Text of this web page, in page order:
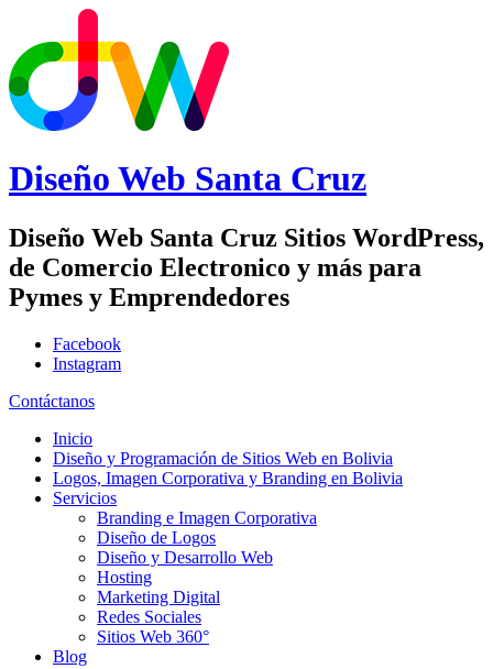
Diseño Web Santa Cruz
Diseño Web Santa Cruz Sitios WordPress,
de Comercio Electronico y más para
Pymes y Emprendedores
Facebook
Instagram
Contáctanos
Inicio
Diseño y Programación de Sitios Web en Bolivia
Logos, Imagen Corporativa y Branding en Bolivia
Servicios
Branding e Imagen Corporativa
Diseño de Logos
Diseño y Desarrollo Web
Hosting
Marketing Digital
Redes Sociales
Sitios Web 360°
Blog